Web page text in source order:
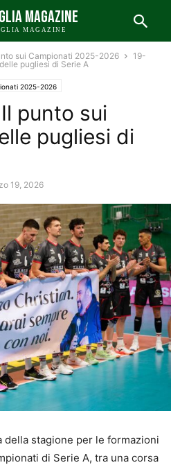
MAGAZINE
MAGAZINE
sui Campionati 2025-2026
19-
pugliesi di Serie A
2025-2026
punto sui
pugliesi di
19, 2026
della stagione per le formazioni
di Serie A, tra una corsa